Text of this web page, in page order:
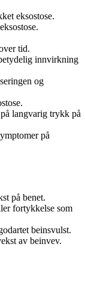
eksostose.
tid.
innvirkning
og
langvarig trykk på
på
på benet.
fortykkelse som
beinsvulst.
av beinvev.